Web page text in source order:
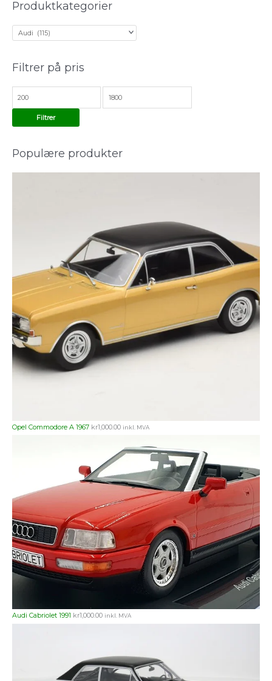
t
t
Produktkategorier
Filtrer på pris
p
r
p
r
Filtrer
Populære produkter
Opel Commodore A 1967 kr1,000.00 inkl. MVA
Audi Cabriolet 1991 kr1,000.00 inkl. MVA